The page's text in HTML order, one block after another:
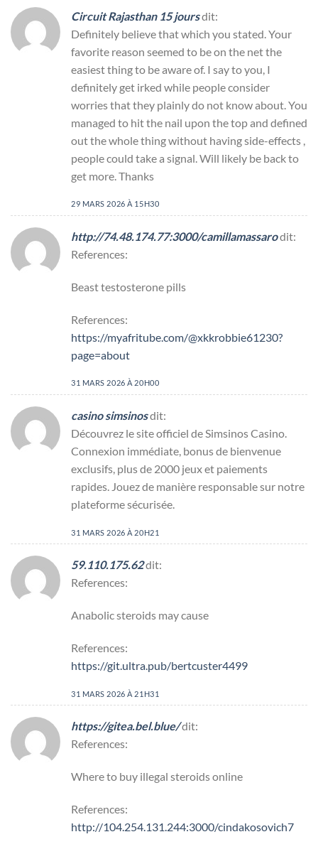
Circuit Rajasthan 15 joursdit:
Definitely believe that which you stated. Your
favorite reason seemed to be on the net the
easiest thing to be aware of. I say to you, I
definitely get irked while people consider
worries that they plainly do not know about. You
managed to hit the nail upon the top and defined
out the whole thing without having side-effects ,
people could take a signal. Will likely be back to
get more. Thanks
29 MARS 2026 À 15H30
http://74.48.174.77:3000/camillamassarodit:
References:
Beast testosterone pills
References:
https://myafritube.com/@xkkrobbie61230?
page=about
31 MARS 2026 À 20H00
casino simsinosdit:
Découvrez le site officiel de Simsinos Casino.
Connexion immédiate, bonus de bienvenue
exclusifs, plus de 2000 jeux et paiements
rapides. Jouez de manière responsable sur notre
plateforme sécurisée.
31 MARS 2026 À 20H21
59.110.175.62dit:
References:
Anabolic steroids may cause
References:
https://git.ultra.pub/bertcuster4499
31 MARS 2026 À 21H31
https://gitea.bel.blue/dit:
References:
Where to buy illegal steroids online
References:
http://104.254.131.244:3000/cindakosovich7